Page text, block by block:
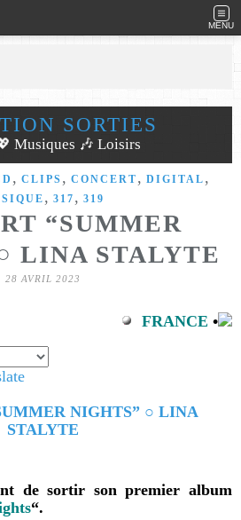
MENU
SORTIES
Musiques 🎶 Loisirs
, CLIPS , CONCERT , DIGITAL ,
, 317 , 319
“SUMMER
LINA STALYTE
28 AVRIL 2023
FRANCE •
de sortir son premier album
“.